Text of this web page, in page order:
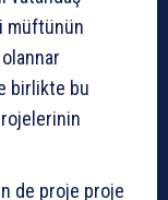
müftünün
birlikte bu
de proje proje